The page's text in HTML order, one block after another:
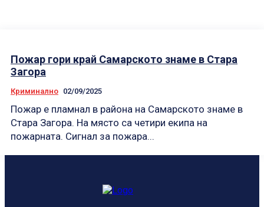
Пожар гори край Самарското знаме в Стара
Загора
Криминално 02/09/2025
Пожар е пламнал в района на Самарското знаме в
Стара Загора. На място са четири екипа на
пожарната. Сигнал за пожара...